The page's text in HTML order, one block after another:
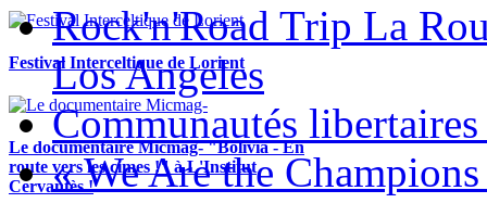
Festival Interceltique de Lorient
Le documentaire Micmag- "Bolivia - En
route vers les cimes !" à L'Institut
Cervantès !
Rock'n'Road Trip La
Los Angeles
Communautés libertaires
« We Are the